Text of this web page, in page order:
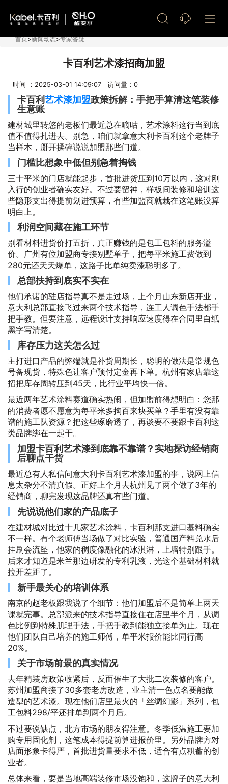
首页>新闻动态>专家答疑
卡百利艺术漆招商加盟
时间 ：2025-03-01 14:09:07 访问量： 0
卡百利艺术漆加盟政策拆解：手把手算清这笔装修
生意账
建材城里转悠的老板们最近总在嘀咕，艺术涂料这行当到底
值不值得扎进去。别急，咱们就拿意大利卡百利这个老牌子
当样本，掰开揉碎说说加盟那些门道。
门槛比想象中低但别急着掏钱
三十平米的门店就能起步，首批进货压到10万以内，这对刚
入行的创业者确实友好。不过要留神，样板间装修和培训这
些隐形支出得提前划进预算，有些加盟商就栽在这笔账没算
明白上。
利润空间藏在施工环节
别看材料进货价打五折，真正赚钱的是包工包料的服务溢
价。广州有位加盟商专接别墅单子，把每平米施工费做到
280元还天天爆单，这路子比单纯卖漆聪明多了。
总部扶持到底实不实在
他们承诺的驻店指导真不是走过场，上个月山东新店开业，
意大利总部直接飞过来两个技术指导，连工人调色手法都手
把手教。但要注意，远程设计支持响应速度得在合同里白纸
黑字写清楚。
库存压力这关怎么过
主打进口产品的弊端就是补货周期长，聪明的做法是常规色
号备现货，特殊色让客户预付定金再下单。杭州有家店靠这
招把库存周转压到45天，比行业平均快一倍。
最近两年艺术涂料赛道确实热闹，但加盟前得想明白：您那
的消费者愿不愿意为每平米多掏百来块买单？手里有没有靠
谱的施工队资源？把这些琢磨透了，再谈要不要跟卡百利这
类品牌绑在一起干。
加盟卡百利艺术漆到底靠不靠谱？实地探访经销商
后聊点干货
最近总有人私信问意大利卡百利艺术漆加盟的事，说网上信
息太杂分不清真假。正好上个月去杭州见了两个做了3年的
经销商，聊完发现这品牌还真有些门道。
先说说他们家的产品底子
在建材城对比过十几家艺术涂料，卡百利那支进口基料确实
不一样。有个老师傅当场做了对比实验，普通国产料兑水后
挂刷会流坠，他家的稠度像融化的冰淇淋，上墙特别跟手。
后来才知道是米兰那边研发的专利乳液，光这个基础材料就
拉开差距了。
新手最关心的培训体系
南京的赵老板跟我说了个细节：他们加盟后不是简单上两天
课就完事。总部派来的技术指导直接住在店里半个月，从调
色比例到特殊肌理手法，手把手教到能独立接单为止。现在
他们团队自己培养的施工师傅，单平米报价能比同行高
20%。
关于市场前景的真实情况
去年精装房政策收紧后，反而催生了大批二次装修的客户。
苏州加盟商接了30多套老房改造，业主清一色点名要能做
造型的艺术漆。现在他们店里最火的「丝绸幻影」系列，包
工包料298/平还排单到两个月后。
不过要说缺点，北方市场的朋友得注意。冬季低温施工要加
购专用固化剂，这笔成本得提前算进报价里。另外品牌方对
店面形象卡得严，首批进货量要求不低，适合有点积蓄的创
业者。
总体来看，要是当地高端装修市场没饱和，这牌子的意大利